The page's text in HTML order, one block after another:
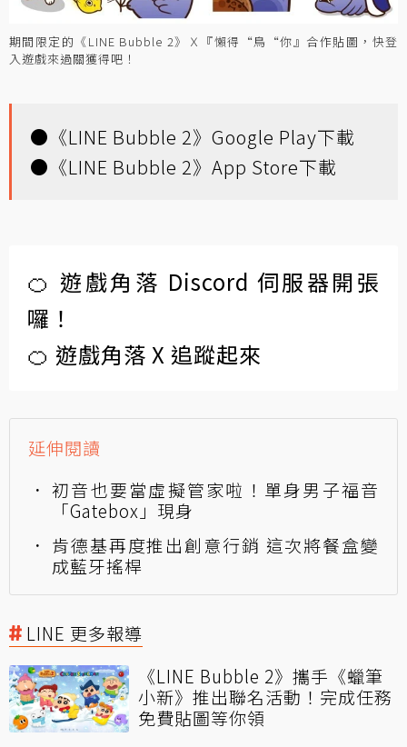
期間限定的《LINE Bubble 2》Ｘ『懶得“鳥“你』合作貼圖，快登
入遊戲來過關獲得吧！
● 《LINE Bubble 2》Google Play下載
● 《LINE Bubble 2》App Store下載
🍊 遊戲角落 Discord 伺服器開張
囉！
🍊 遊戲角落 X 追蹤起來
延伸閱讀
初音也要當虛擬管家啦！單身男子福音
「Gatebox」現身
肯德基再度推出創意行銷 這次將餐盒變
成藍牙搖桿
LINE 更多報導
《LINE Bubble 2》攜手《蠟筆
小新》推出聯名活動！完成任務
免費貼圖等你領